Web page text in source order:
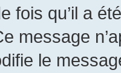
fois qu’il a
message
le